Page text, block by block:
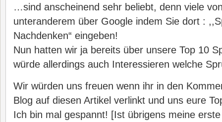
…sind anscheinend sehr beliebt, denn viele
unteranderem über Google indem Sie dort :
Nachdenken“ eingeben!
Nun hatten wir ja bereits über unsere Top 10
würde allerdings auch Interessieren welche
Wir würden uns freuen wenn ihr in den
Blog auf diesen Artikel verlinkt und uns eure
Ich bin mal gespannt! [Ist übrigens meine